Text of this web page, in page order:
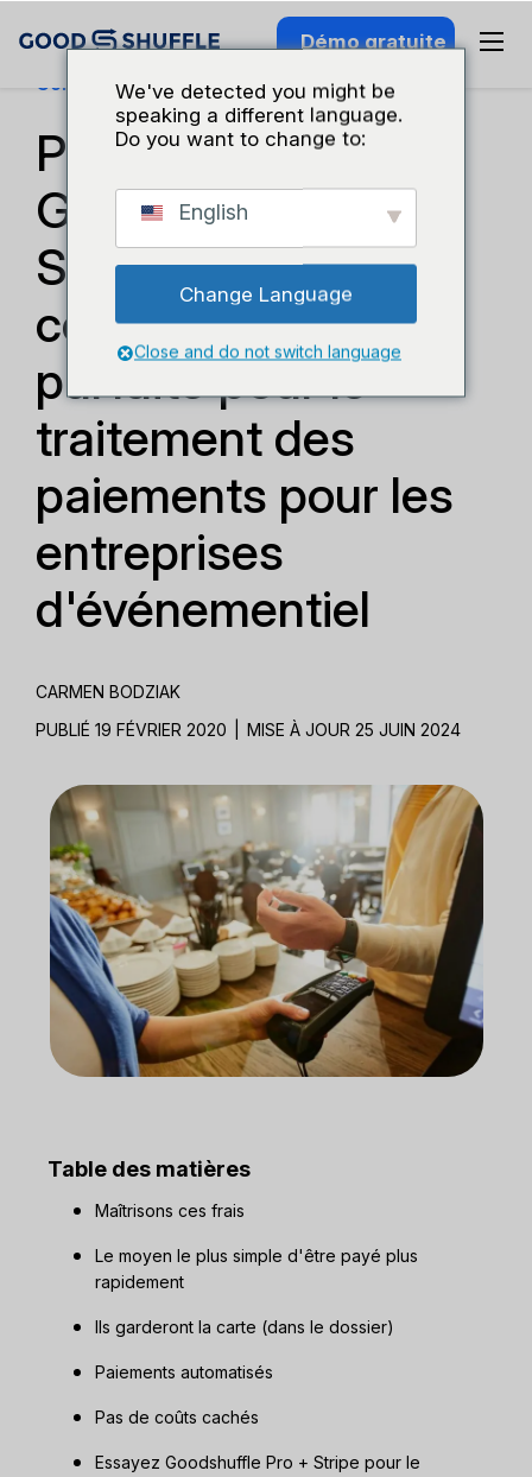
Démo gratuite
Conseils Technologiques
Pourquoi
Goodshuffle Pro +
Stripe sont la
combinaison
parfaite pour le
traitement des
paiements pour les
entreprises
d'événementiel
CARMEN BODZIAK
PUBLIÉ 19 FÉVRIER 2020
MISE À JOUR 25 JUIN 2024
Table des matières
Maîtrisons ces frais
Le moyen le plus simple d'être payé plus
rapidement
Ils garderont la carte (dans le dossier)
Paiements automatisés
Pas de coûts cachés
Essayez Goodshuffle Pro + Stripe pour le
We've detected you might be
speaking a different language.
Do you want to change to:
English
Change Language
Close and do not switch language